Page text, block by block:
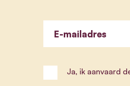
E-mailadres
Ja, ik aanvaard